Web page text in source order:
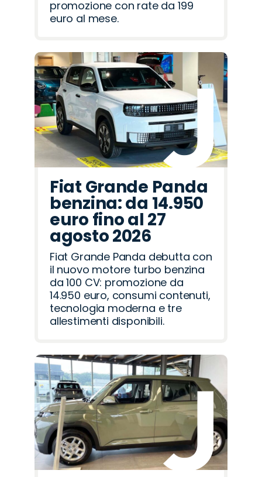
promozione con rate da 199
euro al mese.
Fiat Grande Panda
benzina: da 14.950
euro fino al 27
agosto 2026
Fiat Grande Panda debutta con
il nuovo motore turbo benzina
da 100 CV: promozione da
14.950 euro, consumi contenuti,
tecnologia moderna e tre
allestimenti disponibili.